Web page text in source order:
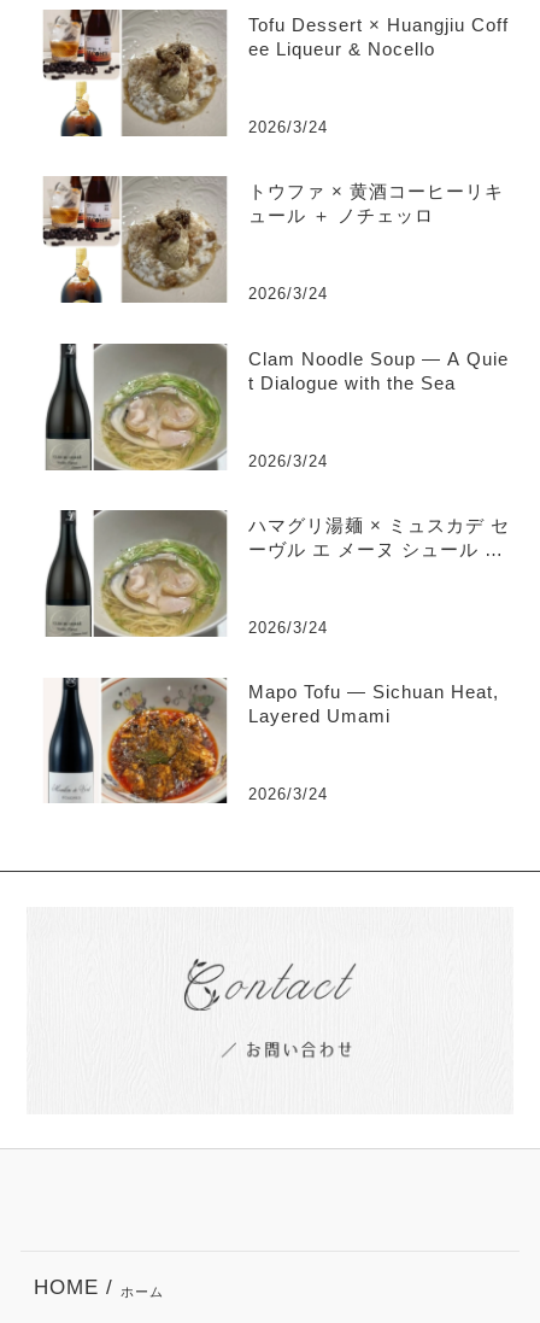
Tofu Dessert × Huangjiu Coff
ee Liqueur & Nocello
2026/3/24
トウファ × 黄酒コーヒーリキ
ュール ＋ ノチェッロ
2026/3/24
Clam Noodle Soup — A Quie
t Dialogue with the Sea
2026/3/24
ハマグリ湯麺 × ミュスカデ セ
ーヴル エ メーヌ シュール リ
2026/3/24
Mapo Tofu — Sichuan Heat,
Layered Umami
2026/3/24
HOME / ホーム